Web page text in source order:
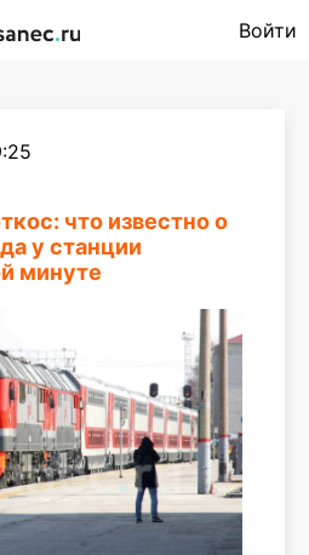
Войти
что известно о
у станции
минуте